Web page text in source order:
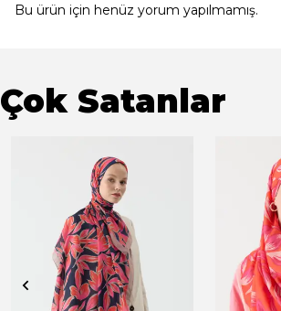
Bu ürün için henüz yorum yapılmamış.
Çok Satanlar